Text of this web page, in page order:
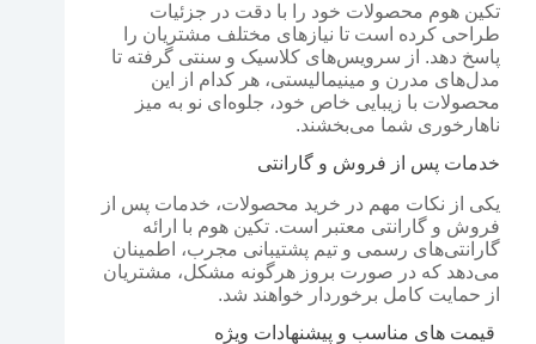
تکین هوم محصولات خود را با دقت در جزئیات
طراحی کرده است تا نیازهای مختلف مشتریان را
پاسخ دهد. از سرویس‌های کلاسیک و سنتی گرفته تا
مدل‌های مدرن و مینیمالیستی، هر کدام از این
محصولات با زیبایی خاص خود، جلوه‌ای نو به میز
ناهارخوری شما می‌بخشند.
خدمات پس از فروش و گارانتی
یکی از نکات مهم در خرید محصولات، خدمات پس از
فروش و گارانتی معتبر است. تکین هوم با ارائه
گارانتی‌های رسمی و تیم پشتیبانی مجرب، اطمینان
می‌دهد که در صورت بروز هرگونه مشکل، مشتریان
از حمایت کامل برخوردار خواهند شد.
قیمت‌ های مناسب و پیشنهادات ویژه